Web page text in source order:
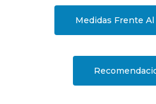
Medidas Frente Al